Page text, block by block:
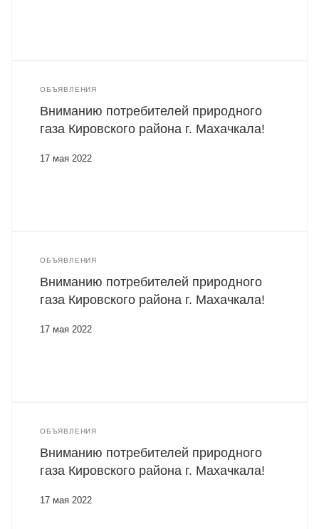
ОБЪЯВЛЕНИЯ
Вниманию потребителей природного
газа Кировского района г. Махачкала!
17 мая 2022
ОБЪЯВЛЕНИЯ
Вниманию потребителей природного
газа Кировского района г. Махачкала!
17 мая 2022
ОБЪЯВЛЕНИЯ
Вниманию потребителей природного
газа Кировского района г. Махачкала!
17 мая 2022